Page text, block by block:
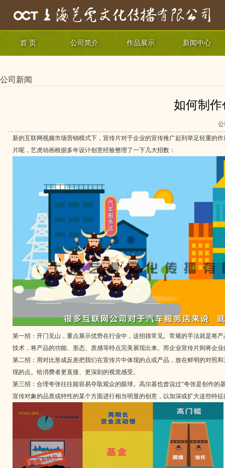
首 页 公司简介 作品展示 新闻中心
公司新闻
如何制
公
新的互联网视频市场营销模式下，宣传片对于企业的宣传推广起到举足轻重的
片呢，艺虎动画根据多年设计创意经验整理了一下几大招数：
第一招：开门见山，重点展示优势在行业中，这招很常见。常规的手法就是将
技术，将产品的功能、形态、质感等特点完美展现出来。而企业宣传片则将企
第二招：用对比形成反差把我们在宣传片中体现的点或产品，放在鲜明的对照
现的点。给消费者更直接、更深刻的视觉感受。
第三招：合理夸张往往能容易夺取观众的眼球。高尔基也曾说过“夸张是创作
宣传对象的品质或特性的某个方面进行相当明显的创意，以加深或扩大这些特